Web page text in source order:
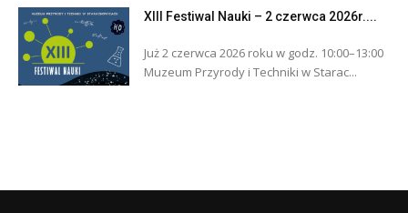
XIII Festiwal Nauki – 2 czerwca 2026r....
Już 2 czerwca 2026 roku w godz. 10:00–13:00
Muzeum Przyrody i Techniki w Starac...